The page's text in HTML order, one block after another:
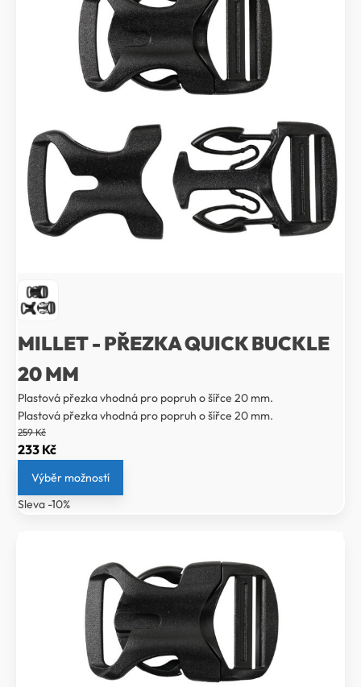
MILLET - PŘEZKA QUICK BUCKLE
20 MM
Plastová přezka vhodná pro popruh o šířce 20 mm.
Plastová přezka vhodná pro popruh o šířce 20 mm.
259Kč
Původní
cena
byla:
259 Kč.
233 KčAktuální
cena
233 Kč.
Výběr možností
Sleva -10%